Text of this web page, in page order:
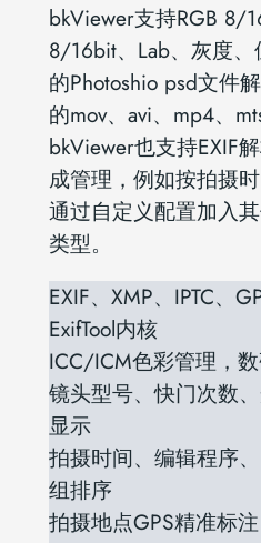
bkViewer支持RGB 8/
8/16bit、Lab、灰度
的Photoshio psd文件
的mov、avi、mp4、
bkViewer也支持EXIF
成管理，例如按拍摄
通过自定义配置加入
类型。
EXIF、XMP、IPTC、
ExifTool内核
ICC/ICM色彩管理，
镜头型号、快门次数
显示
拍摄时间、编辑程序
组排序
拍摄地点GPS精准标